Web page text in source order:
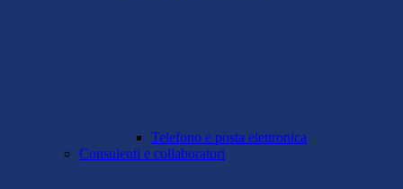
Telefono e posta elettronica
Consulenti e collaboratori